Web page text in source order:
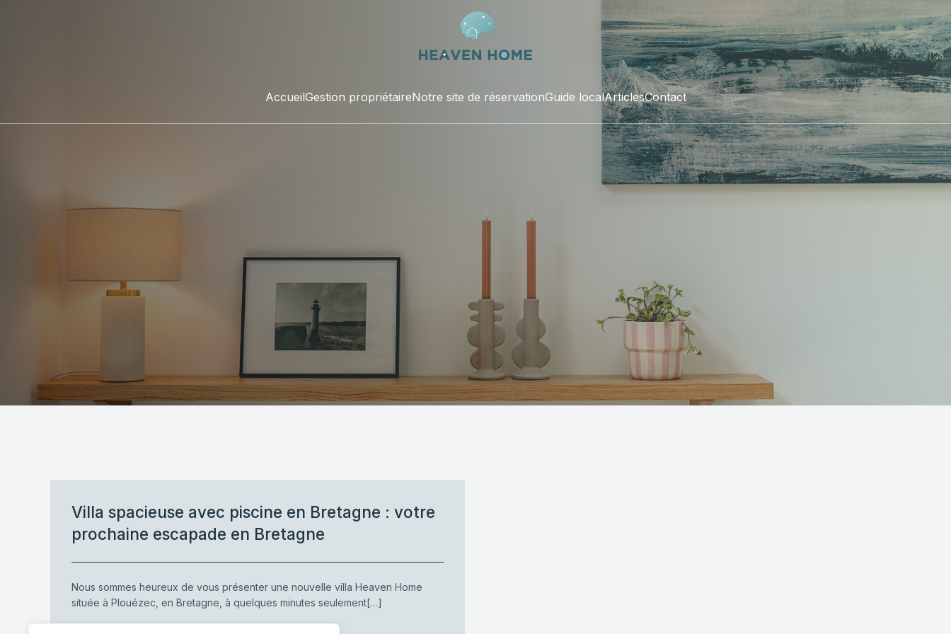
AccueilGestion propriétaireNotre site de réservationGuide localArticlesContact
Villa spacieuse avec piscine en Bretagne : votre
prochaine escapade en Bretagne
Nous sommes heureux de vous présenter une nouvelle villa Heaven Home
située à Plouézec, en Bretagne, à quelques minutes seulement[…]